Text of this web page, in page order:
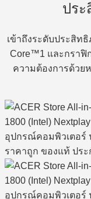
ปร
เข้าถึงระดับประสิท
Core™1 และกราฟิ
ความต้องการด้วย